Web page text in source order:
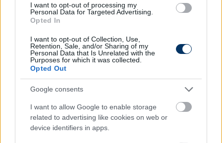
I want to opt-out of processing my
Personal Data for Targeted Advertising.
Opted In
I want to opt-out of Collection, Use,
Retention, Sale, and/or Sharing of my
Personal Data that Is Unrelated with the
Purposes for which it was collected.
Opted Out
Google consents
I want to allow Google to enable storage
related to advertising like cookies on web or
device identifiers in apps.
Nyilván nagy álmom, vágyam és célom, hogy újra
válogatott legyek és szerintem erre minden
maradnom, mellette pedig jó teljesítményt kell
nyújtanom a csapatomban- fogalmazott a
nemzeti együttessel kapcsolatban Schäfer,
aki arra a kérdésre, hogy mit kívánna
magának a következő időszakra, viccesen
megjegyezte, a lottó főnyereményt szívesen
megnyerné, ezen felül pedig a karrierje